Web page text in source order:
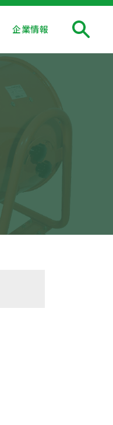
企業情報